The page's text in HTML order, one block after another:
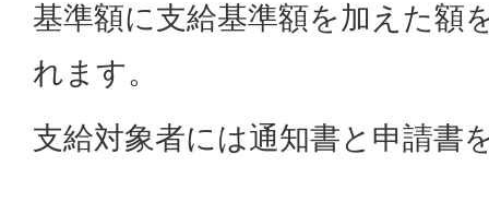
基準額に支給基準額を加えた額
れます。
支給対象者には通知書と申請書